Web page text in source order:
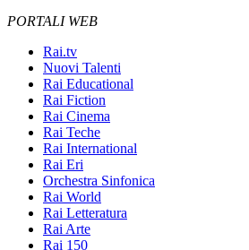
PORTALI WEB
Rai.tv
Nuovi Talenti
Rai Educational
Rai Fiction
Rai Cinema
Rai Teche
Rai International
Rai Eri
Orchestra Sinfonica
Rai World
Rai Letteratura
Rai Arte
Rai 150